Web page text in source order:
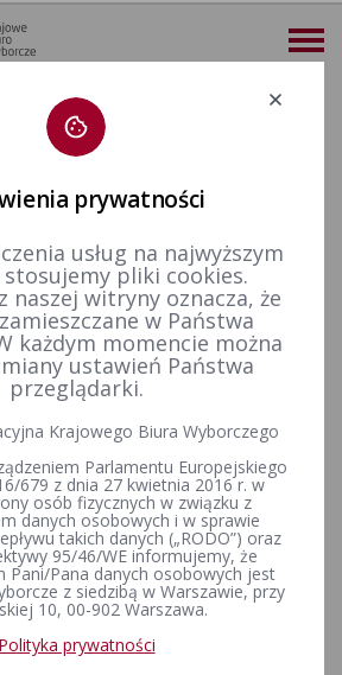
Deklaracja dostępności
więcej
Sprawozdania finansowe partii politycznych za rok 2018 Uchwały Państwowej Komisji Wyborczej w sprawie informacji finansowych partii politycznych za 2018 r.
Komisji
sprawie
partii
za 2018 r.
(EwP 34)
(EwP 124)
prywatności
usług na najwyższym
pliki cookies.
naszej witryny oznacza, że
w Państwa
każdym momencie można
ustawień Państwa
przeglądarki.
Krajowego Biura Wyborczego
Parlamentu Europejskiego
679 z dnia 27 kwietnia 2016 r. w
osób fizycznych w związku z
danych osobowych i w sprawie
takich danych („RODO”) oraz
95/46/WE informujemy, że
Pani/Pana danych osobowych jest
z siedzibą w Warszawie, przy
10, 00-902 Warszawa.
Polityka prywatności